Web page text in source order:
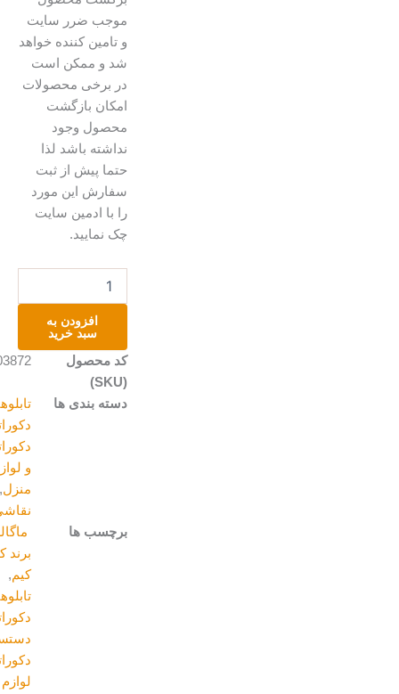
موجب ضرر سایت
و تامین کننده خواهد
شد و ممکن است
در برخی محصولات
امکان بازگشت
محصول وجود
نداشته باشد لذا
حتما پیش از ثبت
سفارش این مورد
را با ادمین سایت
چک نمایید.
افزودن به
سبد خرید
کد محصول
A203872
دسته بندی ها
تابلوهای
دکوراتیو,
دکوراتیو
و لوازم
منزل,
نقاشی
برچسب ها
ماگالری,
برند کیم
,
تابلوهای
دکوراتیو,
دستسازه,
دکوراتیو و
لوازم